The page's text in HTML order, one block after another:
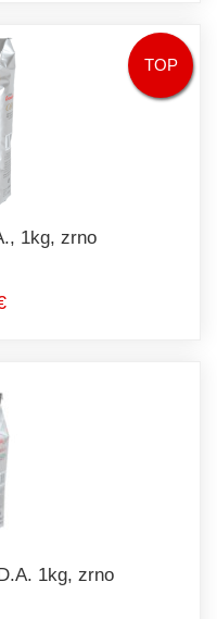
TOP
1kg, zrno
1kg, zrno